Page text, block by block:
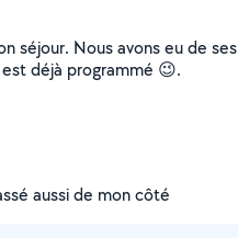
séjour. Nous avons eu de ses
déjà programmé 😉.
aussi de mon côté